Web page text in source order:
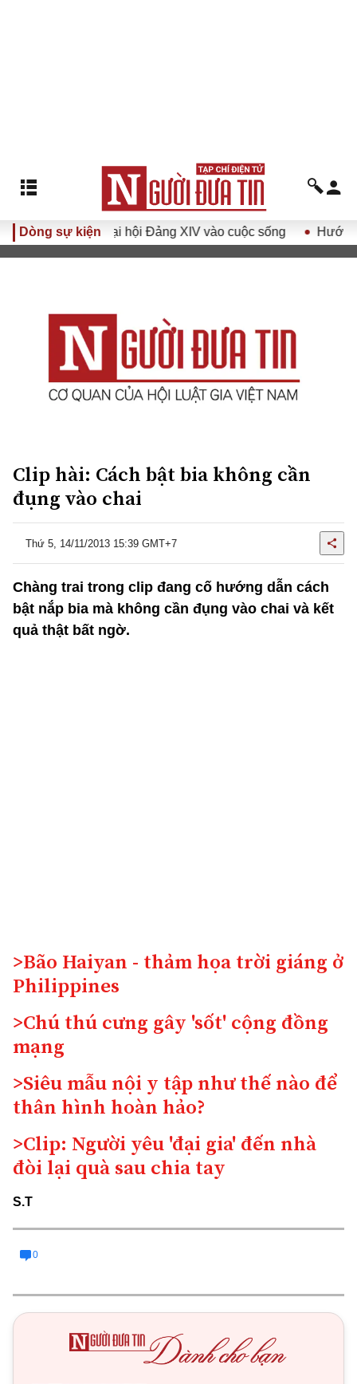
Dòng sự kiện
Nghị quyết Đại hội Đảng XIV vào cuộc sống Hướng tới
Clip hài: Cách bật bia không cần
đụng vào chai
Thứ 5, 14/11/2013 15:39 GMT+7
Chàng trai trong clip đang cố hướng dẫn cách
bật nắp bia mà không cần đụng vào chai và kết
quả thật bất ngờ.
>Bão Haiyan - thảm họa trời giáng ở
Philippines
>Chú thú cưng gây 'sốt' cộng đồng
mạng
>Siêu mẫu nội y tập như thế nào để
thân hình hoàn hảo?
>Clip: Người yêu 'đại gia' đến nhà
đòi lại quà sau chia tay
S.T
0